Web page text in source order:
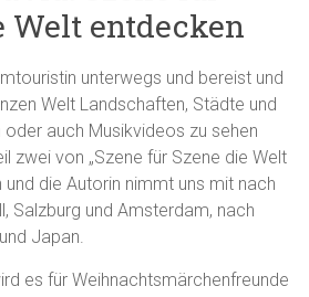
Welt entdecken
unterwegs und bereist und
Welt Landschaften, Städte und
oder auch Musikvideos zu sehen
zwei von „Szene für Szene die Welt
und die Autorin nimmt uns mit nach
Salzburg und Amsterdam, nach
Japan.
es für Weihnachtsmärchenfreunde